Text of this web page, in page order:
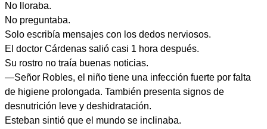
No lloraba.
No preguntaba.
Solo escribía mensajes con los dedos nerviosos.
El doctor Cárdenas salió casi 1 hora después.
Su rostro no traía buenas noticias.
—Señor Robles, el niño tiene una infección fuerte por falta
de higiene prolongada. También presenta signos de
desnutrición leve y deshidratación.
Esteban sintió que el mundo se inclinaba.